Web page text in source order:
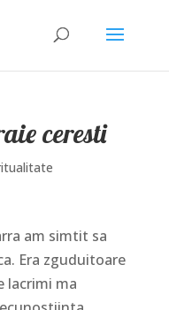
ceresti
am simtit sa
Era zguduitoare
lacrimi ma